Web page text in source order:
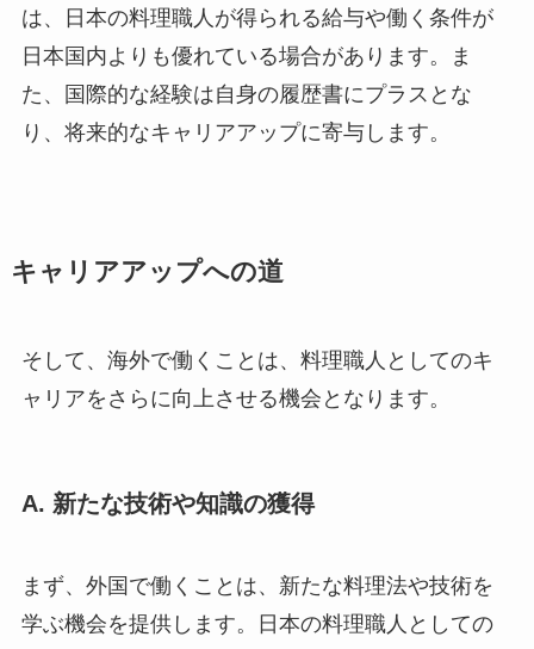
は、日本の料理職人が得られる給与や働く条件が
日本国内よりも優れている場合があります。ま
た、国際的な経験は自身の履歴書にプラスとな
り、将来的なキャリアアップに寄与します。
キャリアアップへの道
そして、海外で働くことは、料理職人としてのキ
ャリアをさらに向上させる機会となります。
A. 新たな技術や知識の獲得
まず、外国で働くことは、新たな料理法や技術を
学ぶ機会を提供します。日本の料理職人としての